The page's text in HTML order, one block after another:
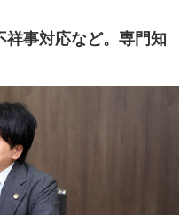
事対応など。専門知